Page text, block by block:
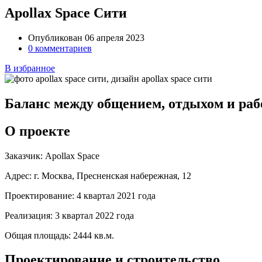
Apollax Space Сити
Опубликован 06 апреля 2023
0 комментариев
В избранное
Баланс между общением, отдыхом и
О проекте
Заказчик: Apollax Space
Адрес: г. Москва, Пресненская набережная, 12
Проектирование: 4 квартал 2021 года
Реализация: 3 квартал 2022 года
Общая площадь: 2444 кв.м.